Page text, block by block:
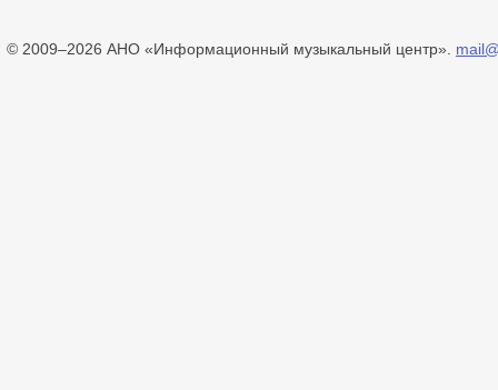
© 2009–2026 АНО «Информационный музыкальный центр».